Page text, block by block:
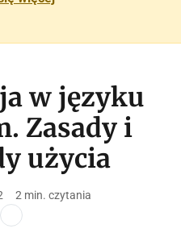
w języku
Zasady i
użycia
2 min. czytania